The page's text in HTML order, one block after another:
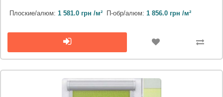
Плоские/алюм: 1 581.0 грн /м² П-обр/алюм: 1 856.0 грн /м²